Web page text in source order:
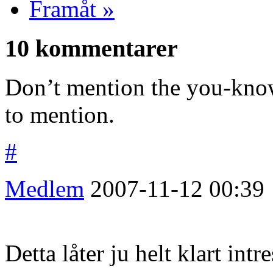
Framåt »
10 kommentarer
Don’t mention the you-
to mention.
#
Medlem 2007-11-12 00:39
Detta låter ju helt klart